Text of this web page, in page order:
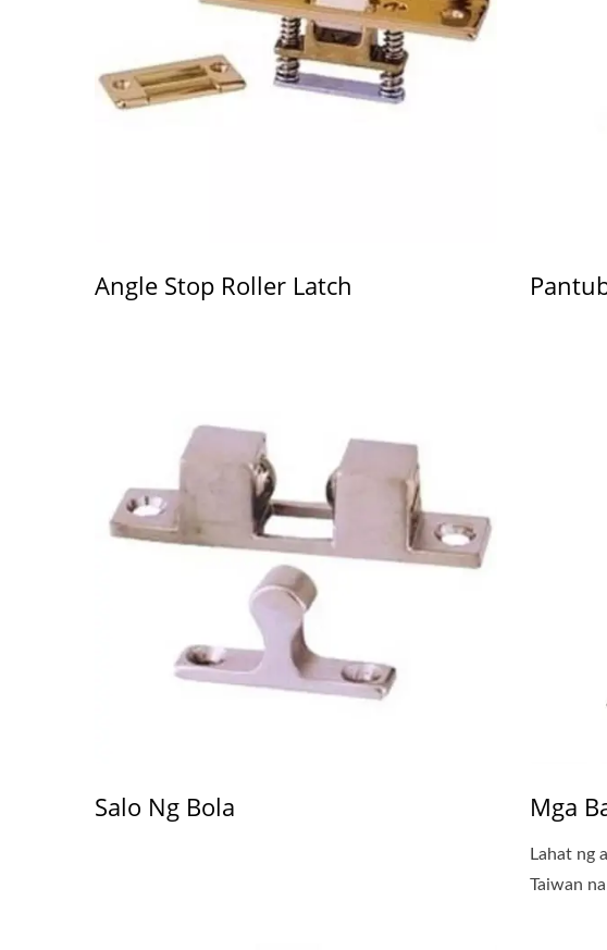
Angle Stop Roller Latch
Salo Ng Bola Mga
Lahat ng
Taiwan